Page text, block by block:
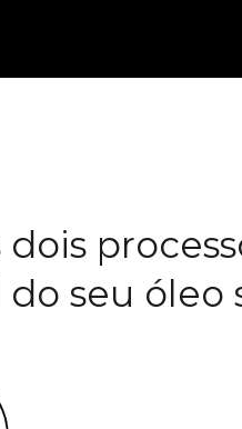
seu óleo